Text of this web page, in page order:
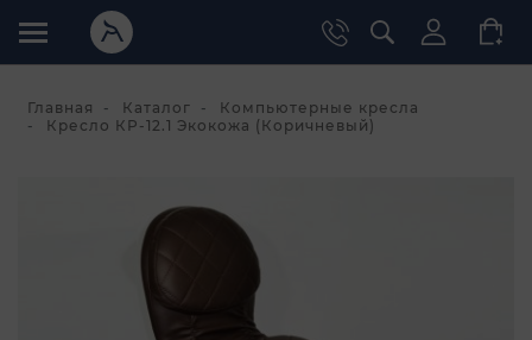
Главная Каталог
Компьютерные кресла
Кресло КР-12.1 Экокожа (Коричневый)